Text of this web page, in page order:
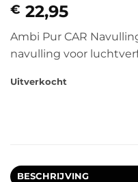
€ 22,95
Ambi Pur CAR
navulling voor
Uitverkocht
BESCHRIJVING